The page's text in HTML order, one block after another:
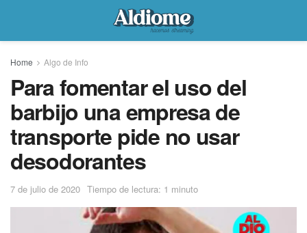
Home Algo de Info
Para fomentar el uso del
barbijo una empresa de
transporte pide no usar
desodorantes
7 de julio de 2020 Tiempo de lectura: 1 minuto